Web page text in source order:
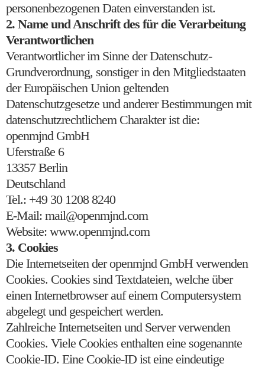
personenbezogenen Daten einverstanden ist.
2. Name und Anschrift des für die Verarbeitung
Verantwortlichen
Verantwortlicher im Sinne der Datenschutz-
Grundverordnung, sonstiger in den Mitgliedstaaten
der Europäischen Union geltenden
Datenschutzgesetze und anderer Bestimmungen mit
datenschutzrechtlichem Charakter ist die:
openmjnd GmbH
Uferstraße 6
13357 Berlin
Deutschland
Tel.: +49 30 1208 8240
E-Mail: mail@openmjnd.com
Website: www.openmjnd.com
3. Cookies
Die Internetseiten der openmjnd GmbH verwenden
Cookies. Cookies sind Textdateien, welche über
einen Internetbrowser auf einem Computersystem
abgelegt und gespeichert werden.
Zahlreiche Internetseiten und Server verwenden
Cookies. Viele Cookies enthalten eine sogenannte
Cookie-ID. Eine Cookie-ID ist eine eindeutige